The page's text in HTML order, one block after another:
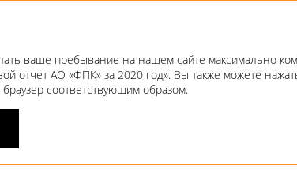
ваше пребывание на нашем сайте максимально
отчет АО «ФПК» за 2020 год». Вы также можете
соответствующим образом.